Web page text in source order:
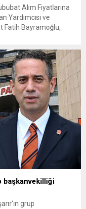
Alım Fiyatlarına
Yardımcısı ve
Fatih Bayramoğlu,
uzak
başkanvekilliği
grup